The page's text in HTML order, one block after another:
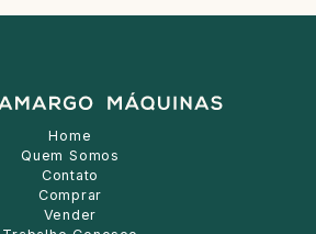
Home
Quem Somos
Contato
Comprar
Vender